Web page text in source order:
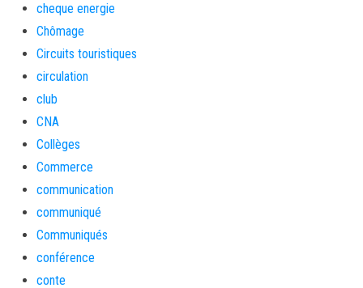
cheque energie
Chômage
Circuits touristiques
circulation
club
CNA
Collèges
Commerce
communication
communiqué
Communiqués
conférence
conte